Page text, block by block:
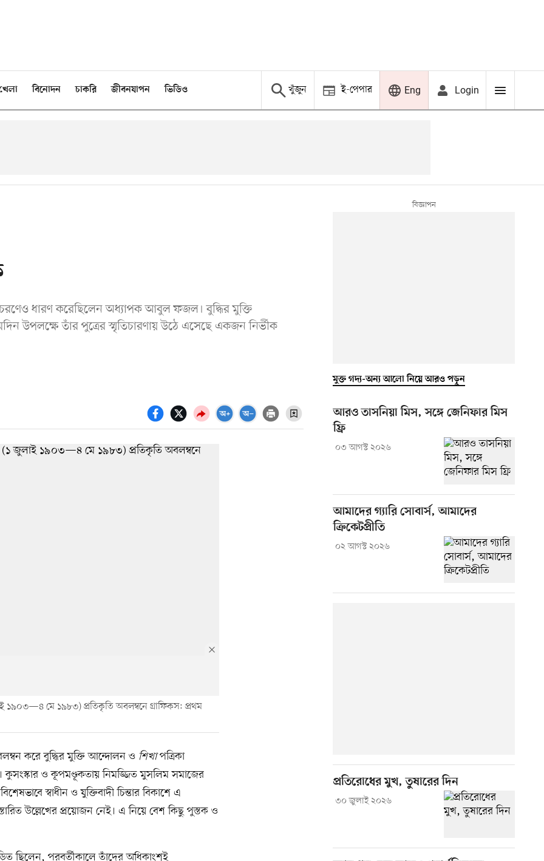
বিনোদন চাকরি জীবনযাপন ভিডিও খুঁজুন ই-পেপার Eng Login
ধারণ করেছিলেন অধ্যাপক আবুল ফজল। বুদ্ধির মুক্তি
উপলক্ষে তাঁর পুত্রের স্মৃতিচারণায় উঠে এসেছে একজন নির্ভীক
১৯০৩—৪ মে ১৯৮৩) প্রতিকৃতি অবলম্বনে গ্রাফিকস: প্রথম
করে বুদ্ধির মুক্তি আন্দোলন ও শিখাপত্রিকা
ও কূপমণ্ডূকতায় নিমজ্জিত মুসলিম সমাজের
স্বাধীন ও যুক্তিবাদী চিন্তার বিকাশে এ
উল্লেখের প্রয়োজন নেই। এ নিয়ে বেশ কিছু পুস্তক ও
ছিলেন, পরবর্তীকালে তাঁদের অধিকাংশই
মুক্ত গদ্য-অন্য আলো নিয়ে আরও পড়ুন
আরও তাসনিয়া মিস, সঙ্গে জেনিফার মিস
ফ্রি
০৩ আগস্ট ২০২৬
আমাদের গ্যারি সোবার্স, আমাদের
ক্রিকেটপ্রীতি
০২ আগস্ট ২০২৬
প্রতিরোধের মুখ, তুষারের দিন
৩০ জুলাই ২০২৬